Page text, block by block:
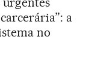
a
no